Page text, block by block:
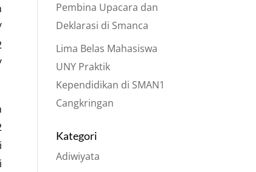
Pembina Upacara dan
Deklarasi di Smanca
Lima Belas Mahasiswa
UNY Praktik
Kependidikan di SMAN1
Cangkringan
Kategori
Adiwiyata